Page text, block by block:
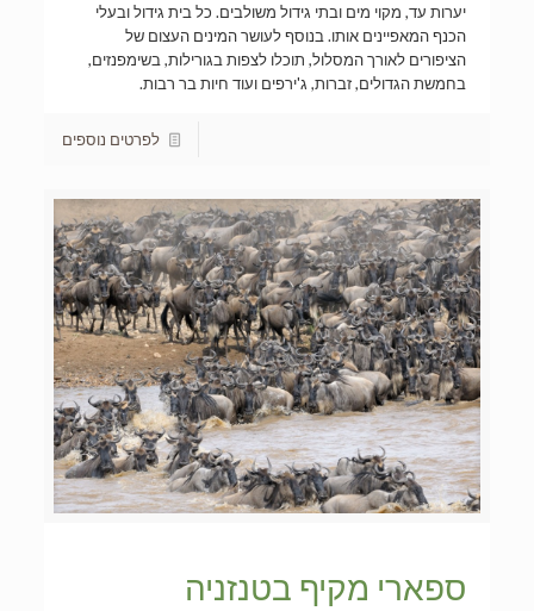
יערות עד, מקוי מים ובתי גידול משולבים. כל בית גידול ובעלי
הכנף המאפיינים אותו. בנוסף לעושר המינים העצום של
הציפורים לאורך המסלול, תוכלו לצפות בגורילות, בשימפנזים,
בחמשת הגדולים, זברות, ג'ירפים ועוד חיות בר רבות.
לפרטים נוספים
ספארי מקיף בטנזניה